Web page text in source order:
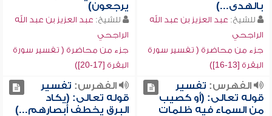
بالهدى...)
للشيخ: عبد العزيز بن عبد الله
الراجحي
جزء من محاضرة ( تفسير سورة
البقرة [13-16])
يرجعون)
للشيخ: عبد العزيز بن عبد الله
الراجحي
جزء من محاضرة ( تفسير سورة
البقرة [17-20])
الفهرس: تفسير
قوله تعالى: (أو كصيب
من السماء فيه ظلمات
الفهرس: تفسير
قوله تعالى: (يكاد
البرق يخطف أبصارهم...)